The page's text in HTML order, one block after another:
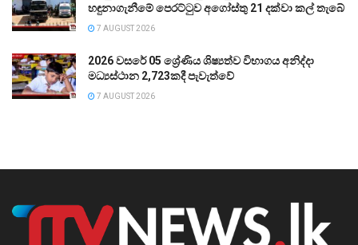
හඳුනාගැනීමේ පෙරට්ටුව අගෝස්තු 21 දක්වා කල් තැබේ
7 AUGUST 2026
2026 වසරේ 05 ශ්‍රේණිය ශිෂ්‍යත්ව විභාගය අනිද්දා
මධ්‍යස්ථාන 2,723කදී පැවැත්වේ
7 AUGUST 2026